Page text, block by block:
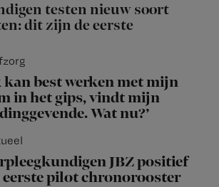
testen nieuw soort
dit zijn de eerste
kan best werken met mijn
in het gips, vindt mijn
Wat nu?’
JBZ positief
eerste pilot chronorooster